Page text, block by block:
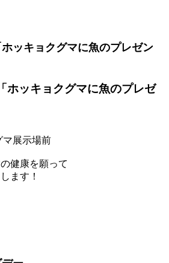
ッキョクグマに魚のプレゼン
ホッキョクグマに魚のプレゼ
展示場前
健康を願って
ます！